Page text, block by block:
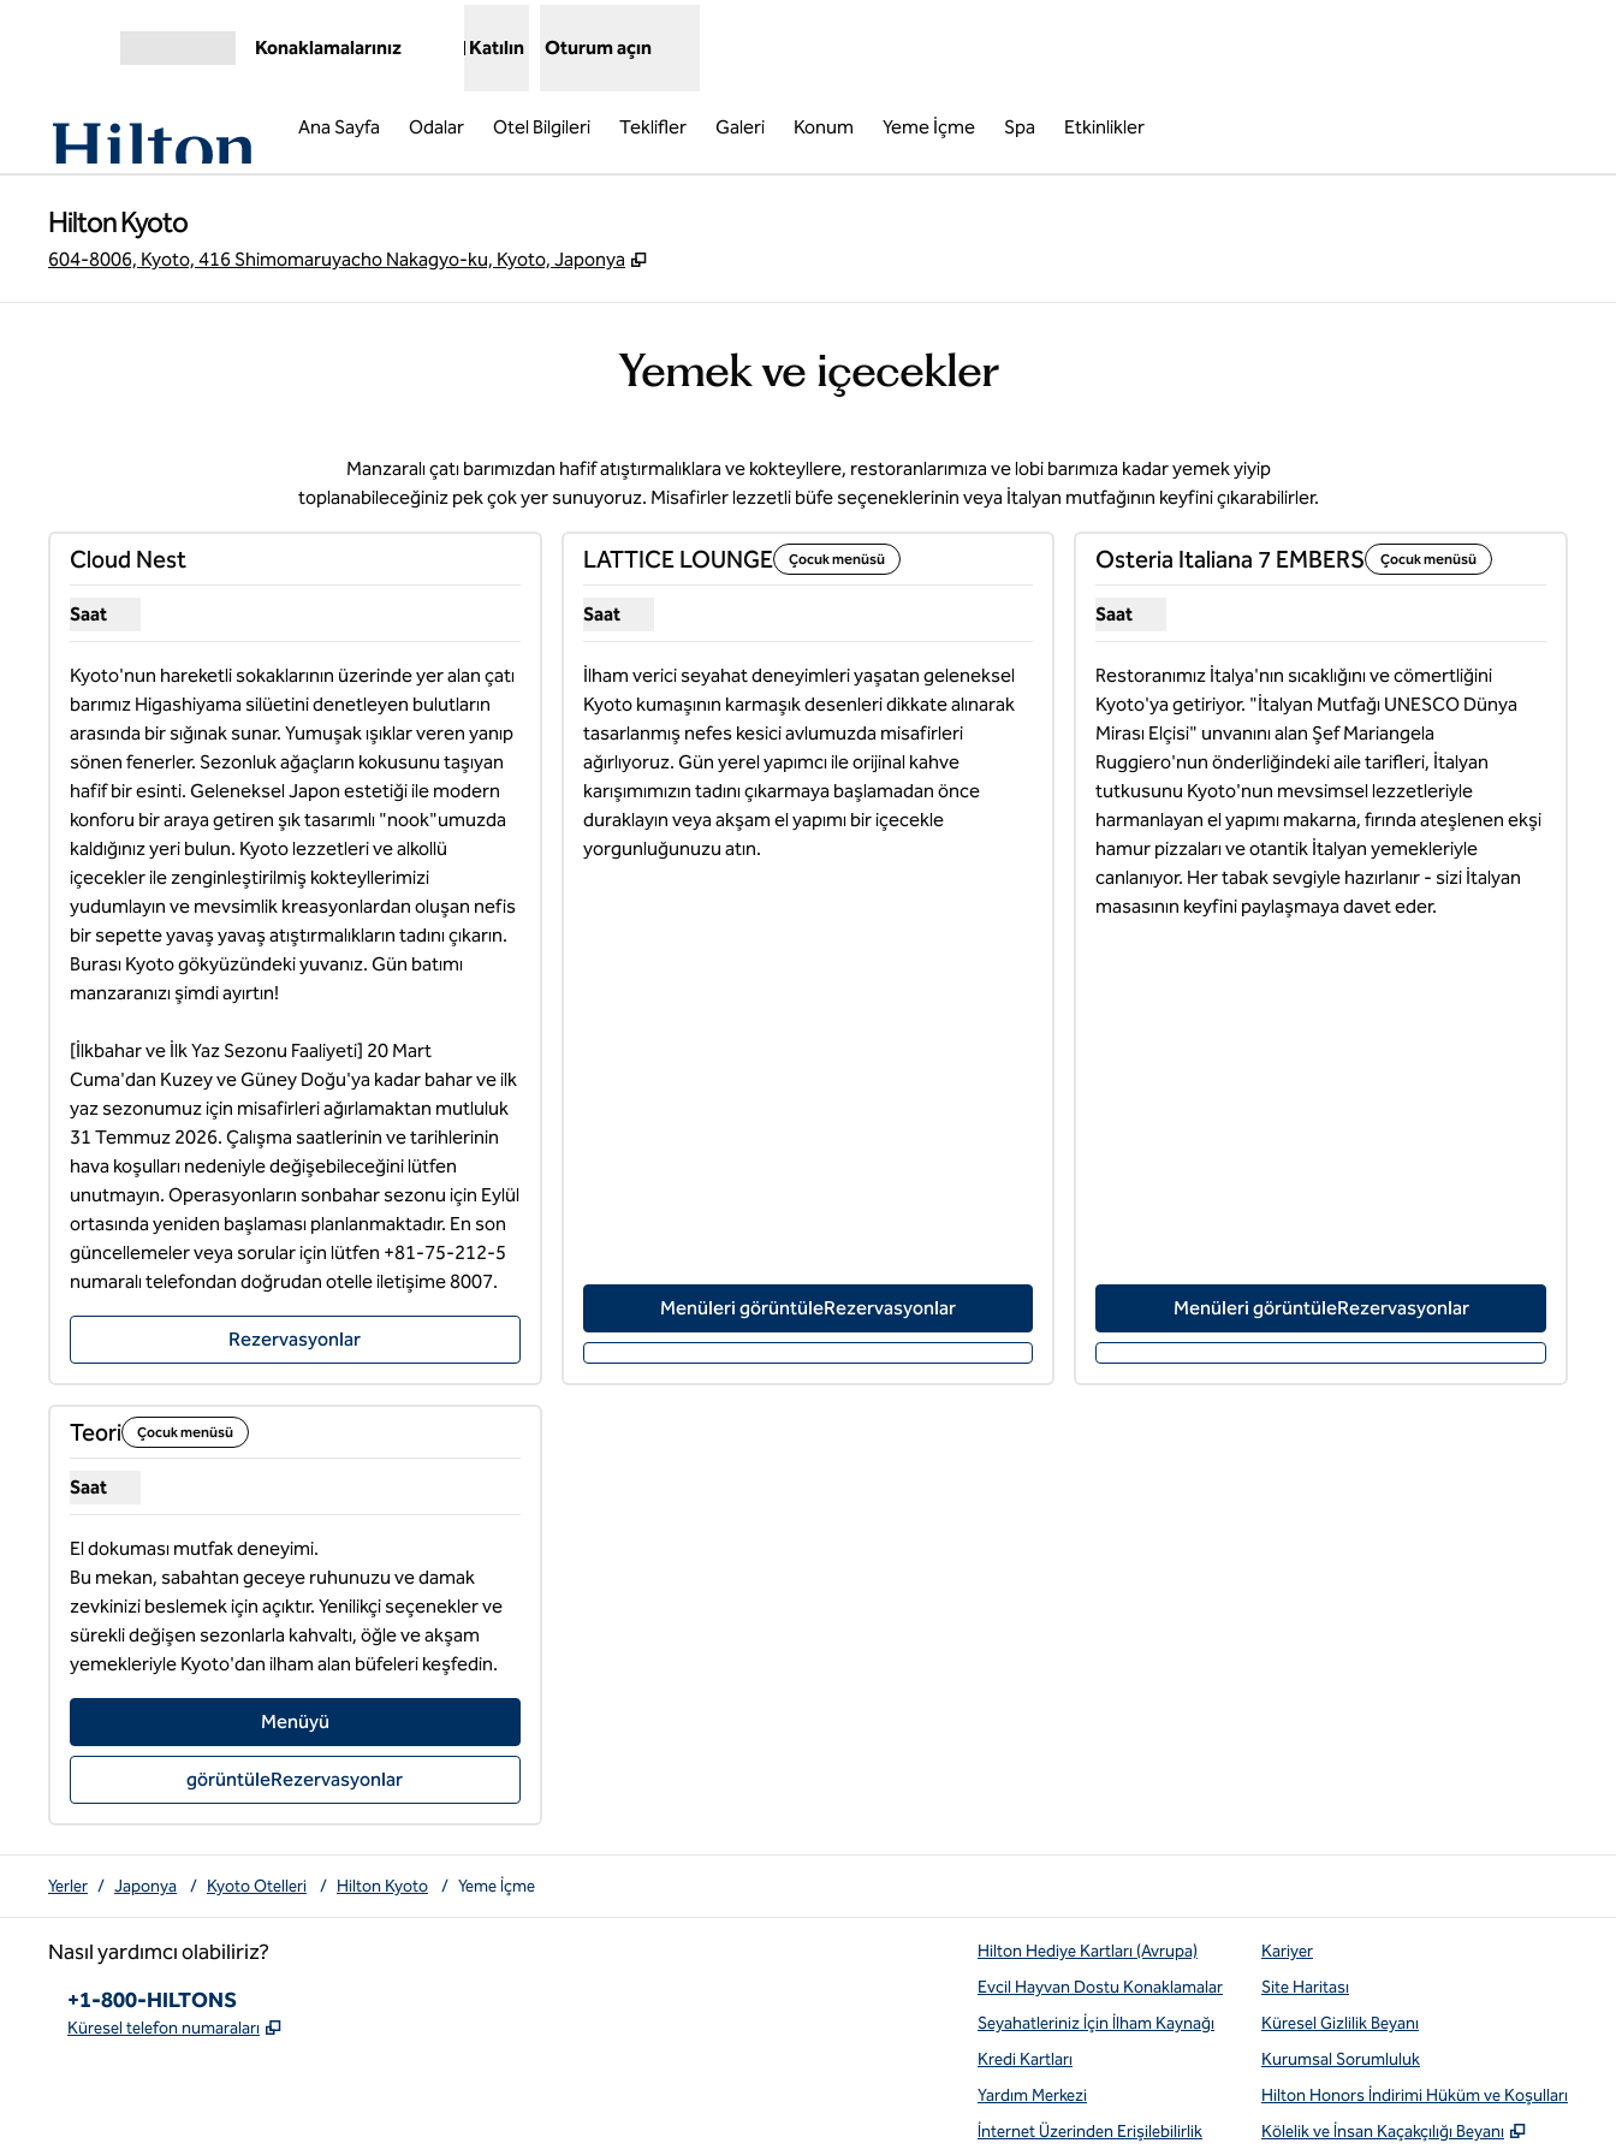
Konaklamalarınız Katılın Oturum açın
Ana Sayfa Odalar Otel Bilgileri Teklifler Galeri Konum Yeme İçme Spa Etkinlikler
Hilton Kyoto
604-8006, Kyoto, 416 Shimomaruyacho Nakagyo-ku, Kyoto, Japonya ,
Yemek ve içecekler
Manzaralı çatı barımızdan hafif atıştırmalıklara ve kokteyllere, restoranlarımıza ve lobi barımıza kadar yemek yiyip
toplanabileceğiniz pek çok yer sunuyoruz. Misafirler lezzetli büfe seçeneklerinin veya İtalyan mutfağının keyfini çıkarabilirler.
Cloud Nest
Saat
Cloud Nest için saatleri göster
Kyoto'nun hareketli sokaklarının üzerinde yer alan çatı
barımız Higashiyama silüetini denetleyen bulutların
arasında bir sığınak sunar. Yumuşak ışıklar veren yanıp
sönen fenerler. Sezonluk ağaçların kokusunu taşıyan
hafif bir esinti. Geleneksel Japon estetiği ile modern
konforu bir araya getiren şık tasarımlı "nook"umuzda
kaldığınız yeri bulun. Kyoto lezzetleri ve alkollü
içecekler ile zenginleştirilmiş kokteyllerimizi
yudumlayın ve mevsimlik kreasyonlardan oluşan nefis
bir sepette yavaş yavaş atıştırmalıkların tadını çıkarın.
Burası Kyoto gökyüzündeki yuvanız. Gün batımı
manzaranızı şimdi ayırtın!
[İlkbahar ve İlk Yaz Sezonu Faaliyeti] 20 Mart
Cuma'dan Kuzey ve Güney Doğu'ya kadar bahar ve ilk
yaz sezonumuz için misafirleri ağırlamaktan mutluluk
31 Temmuz 2026. Çalışma saatlerinin ve tarihlerinin
hava koşulları nedeniyle değişebileceğini lütfen
unutmayın. Operasyonların sonbahar sezonu için Eylül
ortasında yeniden başlaması planlanmaktadır. En son
güncellemeler veya sorular için lütfen +81-75-212-5
numaralı telefondan doğrudan otelle iletişime 8007.
Rezervasyonlar
LATTICE LOUNGE Çocuk menüsü
Saat
LATTICE LOUNGE için saat göster
İlham verici seyahat deneyimleri yaşatan geleneksel
Kyoto kumaşının karmaşık desenleri dikkate alınarak
tasarlanmış nefes kesici avlumuzda misafirleri
ağırlıyoruz. Gün yerel yapımcı ile orijinal kahve
karışımımızın tadını çıkarmaya başlamadan önce
duraklayın veya akşam el yapımı bir içecekle
yorgunluğunuzu atın.
Menüleri görüntüleRezervasyonlar
1 / 5
önceki görsel
Osteria Italiana 7 EMBERS Çocuk menüsü
Saat
Osteria Italiana 7 EMBERS için saat göster
Restoranımız İtalya'nın sıcaklığını ve cömertliğini
Kyoto'ya getiriyor. "İtalyan Mutfağı UNESCO Dünya
Mirası Elçisi" unvanını alan Şef Mariangela
Ruggiero'nun önderliğindeki aile tarifleri, İtalyan
tutkusunu Kyoto'nun mevsimsel lezzetleriyle
harmanlayan el yapımı makarna, fırında ateşlenen ekşi
hamur pizzaları ve otantik İtalyan yemekleriyle
canlanıyor. Her tabak sevgiyle hazırlanır - sizi İtalyan
masasının keyfini paylaşmaya davet eder.
Menüleri görüntüleRezervasyonlar
Teori Çocuk menüsü
Saat
Teori için saatleri göster
El dokuması mutfak deneyimi.
Bu mekan, sabahtan geceye ruhunuzu ve damak
zevkinizi beslemek için açıktır. Yenilikçi seçenekler ve
sürekli değişen sezonlarla kahvaltı, öğle ve akşam
yemekleriyle Kyoto'dan ilham alan büfeleri keşfedin.
Menüyü
görüntüleRezervasyonlar
Yerler / Japonya / Kyoto Otelleri / Hilton Kyoto / Yeme İçme
Nasıl yardımcı olabiliriz?
Telefon:
+1-800-HILTONS
Küresel telefon numaraları ,
Hilton Hediye Kartları (Avrupa)
Evcil Hayvan Dostu Konaklamalar
Seyahatleriniz İçin İlham Kaynağı
Kredi Kartları
Yardım Merkezi
İnternet Üzerinden Erişilebilirlik
Kariyer
Site Haritası
Küresel Gizlilik Beyanı
Kurumsal Sorumluluk
Hilton Honors İndirimi Hüküm ve Koşulları
Kölelik ve İnsan Kaçakçılığı Beyanı
,